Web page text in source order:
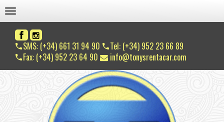
TOGGLE NAVIGATION
SMS: (+34) 661 31 94 90
Tel: (+34) 952 23 66 89
Fax: (+34) 952 23 64 90
info@tonysrentacar.com